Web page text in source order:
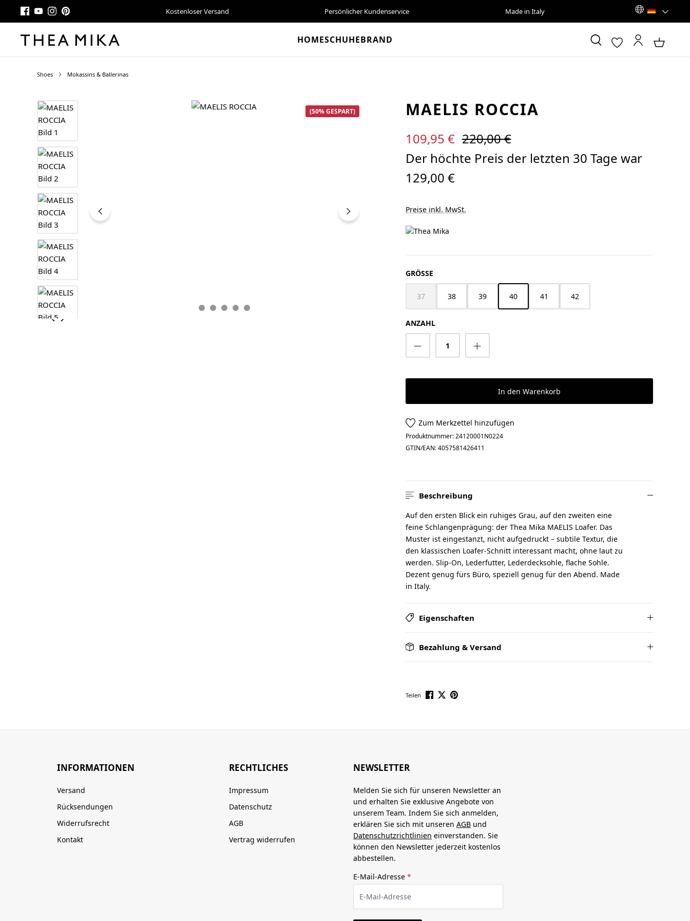
Kostenloser Versand Persönlicher Kundenservice Made in Italy
HOMESCHUHEBRAND
Shoes Mokassins & Ballerinas
Bildergalerie überspringen
(50% GESPART) MAELIS ROCCIA
Verkaufspreis:
109,95 € Regulärer Preis:
220,00 €
Der höchte Preis der letzten 30 Tage war
129,00 €
Preise inkl. MwSt.
GRÖSSE AUSWÄHLEN
37
(Diese Option ist zurzeit nicht verfügbar.)
38 39 40 41 42
ANZAHL
Produkt Anzahl: Gib den gewünschten Wert
In den Warenkorb
Zum Merkzettel hinzufügen
Produktnummer:24120001N0224
GTIN/EAN:4057581426411
Beschreibung
Auf den ersten Blick ein ruhiges Grau, auf den zweiten eine
feine Schlangenprägung: der Thea Mika MAELIS Loafer. Das
Muster ist eingestanzt, nicht aufgedruckt – subtile Textur, die
den klassischen Loafer-Schnitt interessant macht, ohne laut zu
werden. Slip-On, Lederfutter, Lederdecksohle, flache Sohle.
Dezent genug fürs Büro, speziell genug für den Abend. Made
in Italy.
Eigenschaften
Bezahlung & Versand
Teilen
INFORMATIONEN
Versand
Rücksendungen
Widerrufsrecht
Kontakt
RECHTLICHES
Impressum
Datenschutz
AGB
Vertrag widerrufen
NEWSLETTER
Melden Sie sich für unseren Newsletter an
und erhalten Sie exklusive Angebote von
unserem Team. Indem Sie sich anmelden,
erklären Sie sich mit unseren AGB und
Datenschutzrichtlinien einverstanden. Sie
können den Newsletter jederzeit kostenlos
abbestellen.
E-Mail-Adresse *